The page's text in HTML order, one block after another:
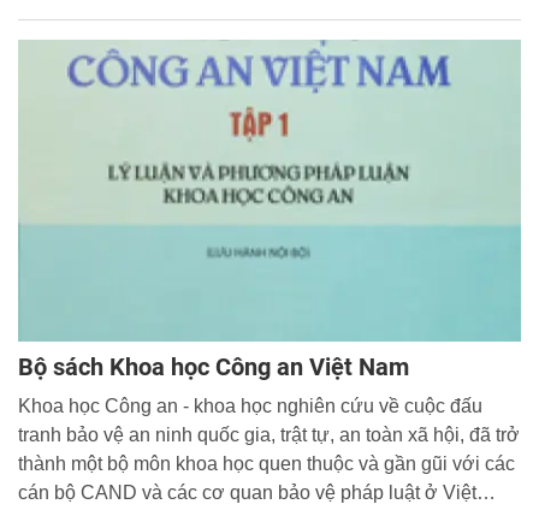
Bộ sách Khoa học Công an Việt Nam
Khoa học Công an - khoa học nghiên cứu về cuộc đấu
tranh bảo vệ an ninh quốc gia, trật tự, an toàn xã hội, đã trở
thành một bộ môn khoa học quen thuộc và gần gũi với các
cán bộ CAND và các cơ quan bảo vệ pháp luật ở Việt